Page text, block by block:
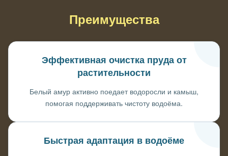
Преимущества
Эффективная очистка пруда от
растительности
Белый амур активно поедает водоросли и камыш,
помогая поддерживать чистоту водоёма.
Быстрая адаптация в водоёме